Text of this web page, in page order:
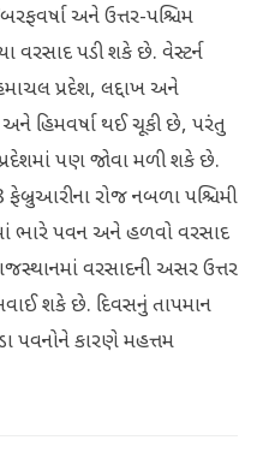
અને ઉત્તર-પશ્ચિમ
વરસાદ પડી શકે છે. વેસ્ટર્ન
પ્રદેશ, લદ્દાખ અને
અને હિમવર્ષા થઈ ચૂકી છે, પરંતુ
પણ જોવા મળી શકે છે.
રોજ નબળા પશ્ચિમી
ભારે પવન અને હળવો વરસાદ
વરસાદની અસર ઉત્તર
શકે છે. દિવસનું તાપમાન
પવનોને કારણે મહત્તમ